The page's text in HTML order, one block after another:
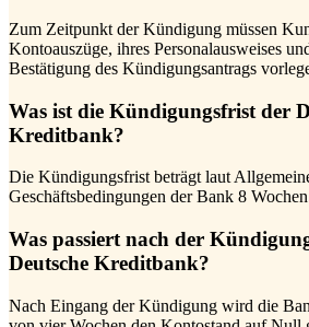
Zum Zeitpunkt der Kündigung müssen
Kontoauszüge, ihres Personalausweises
Bestätigung des Kündigungsantrags
Was ist die Kündigungsfrist der
Kreditbank?
Die Kündigungsfrist beträgt laut
Geschäftsbedingungen der Bank 8
Was passiert nach der
Deutsche Kreditbank?
Nach Eingang der Kündigung wird die